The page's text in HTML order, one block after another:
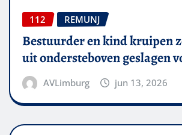
112 REMUNJ
Bestuurder en kind kruipen
uit ondersteboven geslagen
AVLimburg jun 13, 2026